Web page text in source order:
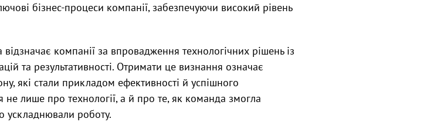
бізнес-процеси компанії, забезпечуючи високий рівень
компанії за впровадження технологічних рішень із
та результативності. Отримати це визнання означає
які стали прикладом ефективності й успішного
не лише про технології, а й про те, як команда змогла
ускладнювали роботу.